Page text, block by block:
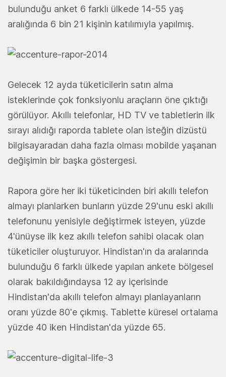
bulunduğu anket 6 farklı ülkede 14-55 yaş
aralığında 6 bin 21 kişinin katılımıyla yapılmış.
Gelecek 12 ayda tüketicilerin satın alma
isteklerinde çok fonksiyonlu araçların öne çıktığı
görülüyor. Akıllı telefonlar, HD TV ve tabletlerin ilk
sırayı alıdığı raporda tablete olan isteğin dizüstü
bilgisayaradan daha fazla olması mobilde yaşanan
değişimin bir başka göstergesi.
Rapora göre her iki tüketicinden biri akıllı telefon
almayı planlarken bunların yüzde 29'unu eski akıllı
telefonunu yenisiyle değiştirmek isteyen, yüzde
4'ünüyse ilk kez akıllı telefon sahibi olacak olan
tüketiciler oluşturuyor. Hindistan'ın da aralarında
bulunduğu 6 farklı ülkede yapılan ankete bölgesel
olarak bakıldığındaysa 12 ay içerisinde
Hindistan'da akıllı telefon almayı planlayanların
oranı yüzde 80'e çıkmış. Tablette küresel ortalama
yüzde 40 iken Hindistan'da yüzde 65.